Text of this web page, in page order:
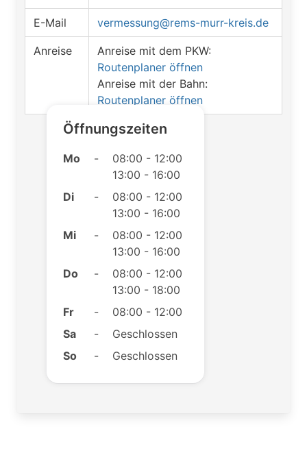
E-Mail vermessung@rems-murr-kreis.de
Anreise
Anreise mit dem PKW:
Routenplaner öffnen
Anreise mit der Bahn:
Routenplaner öffnen
Öffnungszeiten
Mo -
08:00 - 12:00
13:00 - 16:00
Di
-
08:00 - 12:00
13:00 - 16:00
Mi
-
08:00 - 12:00
13:00 - 16:00
Do
-
08:00 - 12:00
13:00 - 18:00
Fr
-
08:00 - 12:00
Sa
-
Geschlossen
So
- Geschlossen